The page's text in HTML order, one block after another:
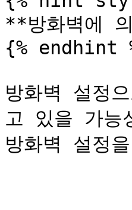
**방화벽에
{% endhint
방화벽 설정
고 있을 가